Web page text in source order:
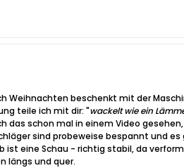
Weihnachten beschenkt mit der
teile ich mit dir: "wackelt wie ein
das schon mal in einem Video
sind probeweise bespannt und
ist eine Schau - richtig stabil, da
längs und quer.